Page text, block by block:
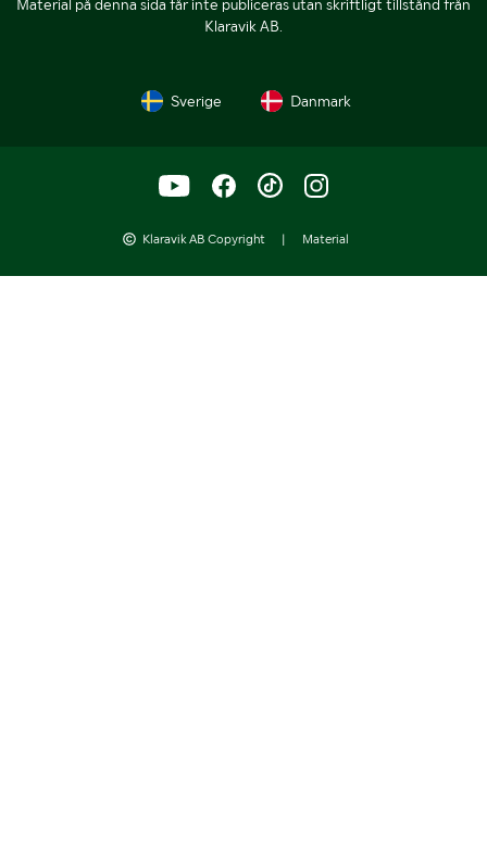
Material på denna sida får inte publiceras utan skriftligt tillstånd från
Klaravik AB.
Sverige Danmark
Klaravik AB Copyright | Material